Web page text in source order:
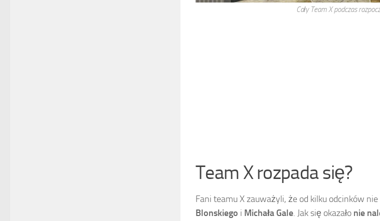
Cały Team X podczas
Team X rozpada się?
Fani teamu X zauważyli, że od kilku odcinków
Blonskiego i Michała Gale. Jak się okazało nie